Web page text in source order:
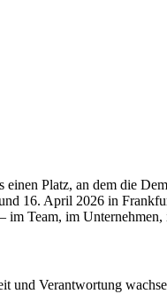
Platz, an dem die
16. April 2026 in
Team, im Unternehmen,
und Verantwortung